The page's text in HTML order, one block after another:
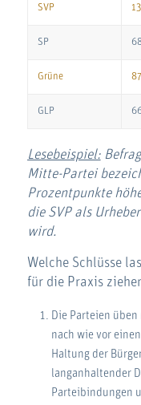
SVP
SP
Grüne
GLP
Lesebeispiel:
Mitte-Partei
Prozentpunkte
die SVP als
wird.
Welche Schlüsse
für die Praxis
Die Parteien
nach wie vor
Haltung der
langanhaltender
Parteibindungen